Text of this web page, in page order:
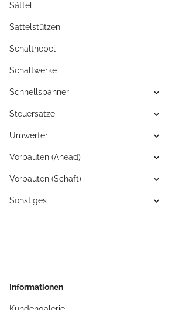
Sättel
Sattelstützen
Schalthebel
Schaltwerke
Schnellspanner
Steuersätze
Umwerfer
Vorbauten (Ahead)
Vorbauten (Schaft)
Sonstiges
Informationen